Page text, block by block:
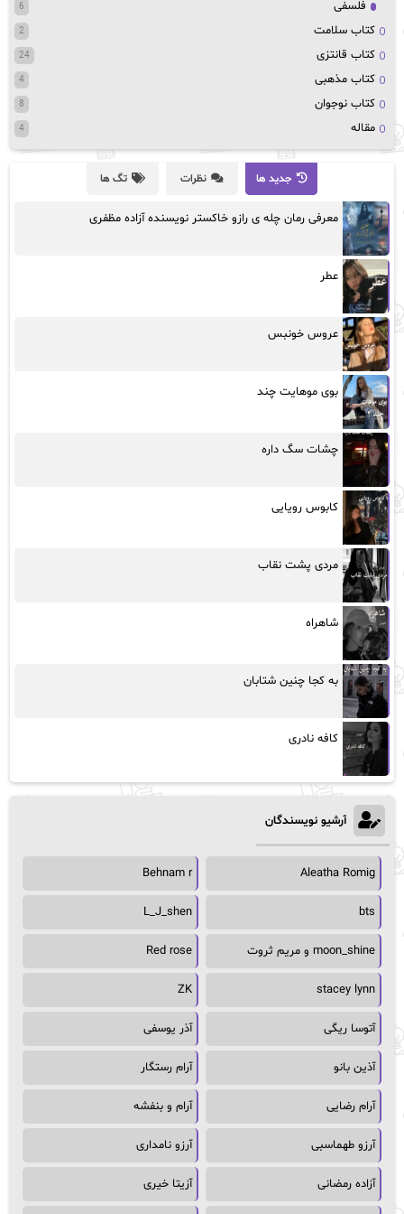
فلسفی 6
کتاب سلامت 2
کتاب قانتزی 24
کتاب مذهبی 4
کتاب نوجوان 8
مقاله 4
جدید ها نظرات تگ ها
معرفی رمان چله ی رازو خاکستر نویسنده آزاده مظفری
عطر
عروس خونبس
بوی موهایت چند
چشات سگ داره
کابوس رویایی
مردی پشت نقاب
شاهراه
به کجا چنین شتابان
کافه نادری
آرشیو نویسندگان
Aleatha Romig
Behnam r
bts
L_J_shen
moon_shine و مریم ثروت Red rose
stacey lynn
ZK
آتوسا ریگی آذر یوسفی
آذین بانو آرام رستگار
آرام رضایی آرام و بنفشه
آرزو طهماسبی آرزو نامداری
آزاده رمضانی آزیتا خیری